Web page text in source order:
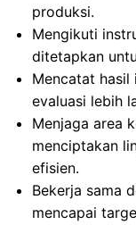
produksi.
Mengikuti
ditetapkan
Mencatat
evaluasi lebih
Menjaga area
menciptakan
efisien.
Bekerja sama
mencapai